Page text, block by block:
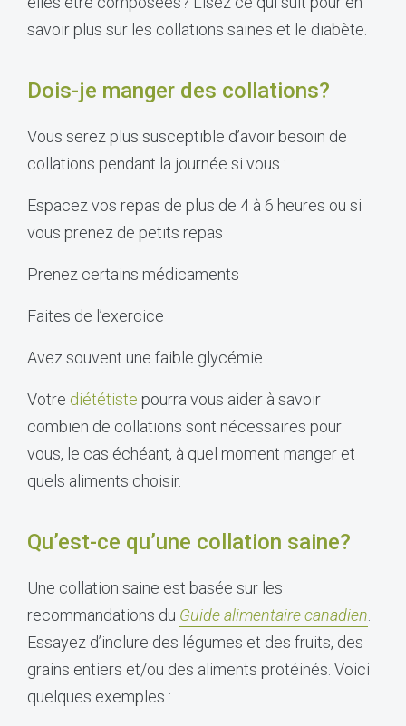
savoir plus sur les collations saines et le diabète.
Dois-je manger des collations?
Vous serez plus susceptible d’avoir besoin de
collations pendant la journée si vous :
Espacez vos repas de plus de 4 à 6 heures ou si
vous prenez de petits repas
Prenez certains médicaments
Faites de l’exercice
Avez souvent une faible glycémie
Votre diététiste pourra vous aider à savoir
combien de collations sont nécessaires pour
vous, le cas échéant, à quel moment manger et
quels aliments choisir.
Qu’est-ce qu’une collation saine?
Une collation saine est basée sur les
recommandations du Guide alimentaire canadien
Essayez d’inclure des légumes et des fruits, des
grains entiers et/ou des aliments protéinés. Voici
quelques exemples :